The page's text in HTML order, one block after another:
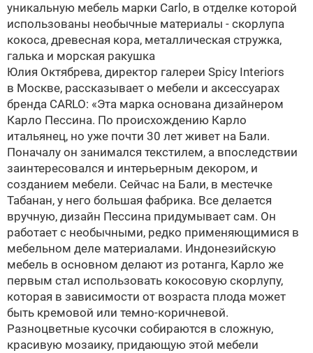
уникальную мебель марки Carlo, в отделке которой
использованы необычные материалы - скорлупа
кокоса, древесная кора, металлическая стружка,
галька и морская ракушка
Юлия Октябрева, директор галереи Spicy Interiors
в Москве, рассказывает о мебели и аксессуарах
бренда CARLO: «Эта марка основана дизайнером
Карло Пессина. По происхождению Карло
итальянец, но уже почти 30 лет живет на Бали.
Поначалу он занимался текстилем, а впоследствии
заинтересовался и интерьерным декором, и
созданием мебели. Сейчас на Бали, в местечке
Табанан, у него большая фабрика. Все делается
вручную, дизайн Пессина придумывает сам. Он
работает с необычными, редко применяющимися в
мебельном деле материалами. Индонезийскую
мебель в основном делают из ротанга, Карло же
первым стал использовать кокосовую скорлупу,
которая в зависимости от возраста плода может
быть кремовой или темно-коричневой.
Разноцветные кусочки собираются в сложную,
красивую мозаику, придающую этой мебели